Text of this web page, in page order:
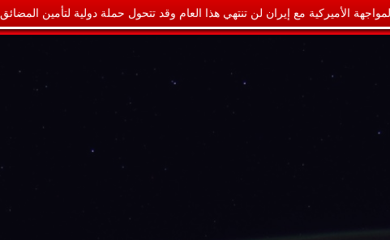
الأميركية مع إيران لن تنتهي هذا العام وقد تتحول حملة دولية لتأمين المضائق